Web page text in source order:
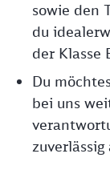
sowie den
du
der Klasse
Du
bei uns